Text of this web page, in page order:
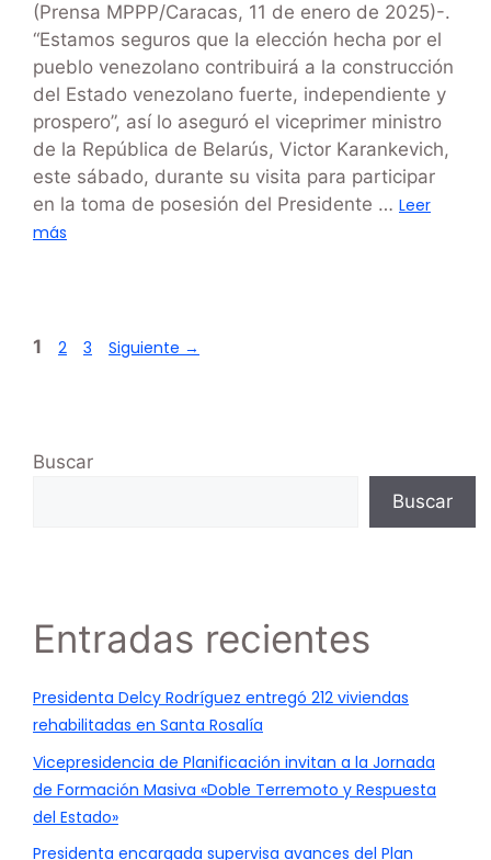
(Prensa MPPP/Caracas, 11 de enero de 2025)-.
“Estamos seguros que la elección hecha por el
pueblo venezolano contribuirá a la construcción
del Estado venezolano fuerte, independiente y
prospero”, así lo aseguró el viceprimer ministro
de la República de Belarús, Victor Karankevich,
este sábado, durante su visita para participar
en la toma de posesión del Presidente … Leer
más
1 2 3 Siguiente →
Buscar
Buscar
Entradas recientes
Presidenta Delcy Rodríguez entregó 212 viviendas
rehabilitadas en Santa Rosalía
Vicepresidencia de Planificación invitan a la Jornada
de Formación Masiva «Doble Terremoto y Respuesta
del Estado»
Presidenta encargada supervisa avances del Plan